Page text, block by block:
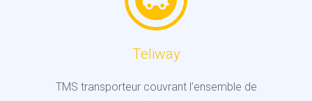
Teliway
TMS transporteur couvrant l’ensemble de